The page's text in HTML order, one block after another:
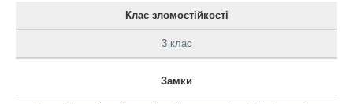
Клас зломостійкості
3 клас
Замки